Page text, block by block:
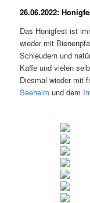
26.06.2022:
Das Honigfest ist
wieder mit
Schleudern und
Kaffe und vielen
Diesmal wieder mit
Seeheim und dem